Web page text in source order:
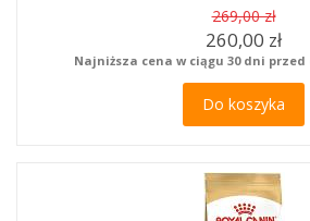
269,00 zł
260,00 zł
Najniższa cena w ciągu 30 dni przed
Do koszyka